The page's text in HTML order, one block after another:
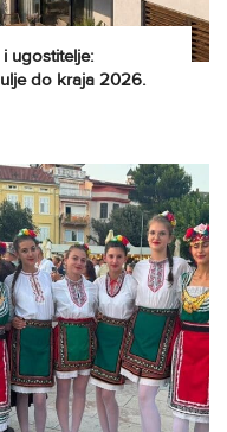
ugostitelje:
do kraja 2026.